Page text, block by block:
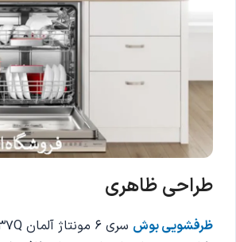
طراحی ظاهری
ظرفشویی بوش